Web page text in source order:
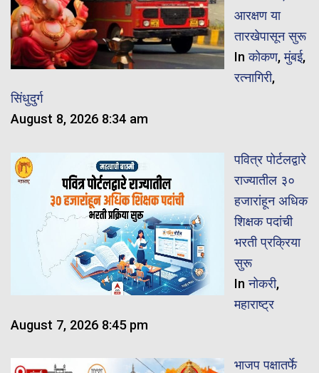
आरक्षण या
तारखेपासून सुरू
Inकोकण,मुंबई,
रत्नागिरी,
सिंधुदुर्ग
August 8, 2026 8:34 am
पवित्र पोर्टलद्वारे
राज्यातील ३०
हजारांहून अधिक
शिक्षक पदांची
भरती प्रक्रिया
सुरू
Inनोकरी,
महाराष्ट्र
August 7, 2026 8:45 pm
भाजप पक्षातर्फे